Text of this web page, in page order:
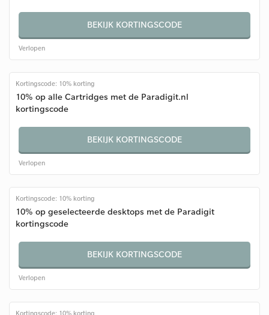
BEKIJK KORTINGSCODE
Verlopen
Kortingscode: 10% korting
10% op alle Cartridges met de Paradigit.nl
kortingscode
BEKIJK KORTINGSCODE
Verlopen
Kortingscode: 10% korting
10% op geselecteerde desktops met de Paradigit
kortingscode
BEKIJK KORTINGSCODE
Verlopen
Kortingscode: 10% korting